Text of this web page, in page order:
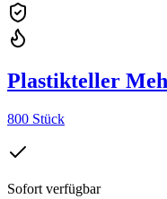
Plastikteller
800 Stück
Sofort verfügbar